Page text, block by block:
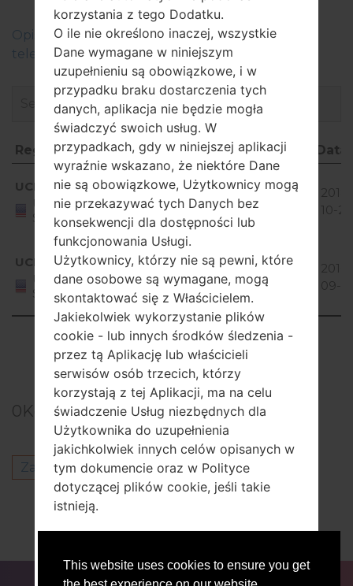
This website uses cookies to ensure you get
Оpis regionów oprogramowania układowego dla
telefonów LG
Region Nazwa pliku OS Rozmiar
Data
Region
Nazwa pliku OS Rozmiar
UCK
United
States
US78011a_03.cab
Android
4.1-4.3
Jelly
Bean
1.06 GiB
2018-
10-25
UCL
United
States
US78011a_03.cab
4.1-4.3
Jelly
Bean
1.06 GiB
2016-
09-17
Showing 1 to 2 of 2 entries
Previous 1 Next
0Komentarze
Zaloguj sięaby opublikować komentarz.
Inni modele z tej serii
LG Optimus F7870
DLA BLOGERÓW PORÓWNAJ
korzystania z tego Dodatku.
O ile nie określono inaczej, wszystkie
Dane wymagane w niniejszym
uzupełnieniu są obowiązkowe, i w
przypadku braku dostarczenia tych
danych, aplikacja nie będzie mogła
świadczyć swoich usług. W
przypadkach, gdy w niniejszej aplikacji
wyraźnie wskazano, że niektóre Dane
nie są obowiązkowe, Użytkownicy mogą
nie przekazywać tych Danych bez
konsekwencji dla dostępności lub
funkcjonowania Usługi.
Użytkownicy, którzy nie są pewni, które
dane osobowe są wymagane, mogą
skontaktować się z Właścicielem.
Jakiekolwiek wykorzystanie plików
cookie - lub innych środków śledzenia -
przez tą Aplikację lub właścicieli
serwisów osób trzecich, którzy
korzystają z tej Aplikacji, ma na celu
świadczenie Usług niezbędnych dla
Użytkownika do uzupełnienia
jakichkolwiek innych celów opisanych w
tym dokumencie oraz w Polityce
dotyczącej plików cookie, jeśli takie
istnieją.
Użytkownicy są odpowiedzialni za
wszelkie dane osobowe osób trzecich
RECENZJE WYJŚĆ STĄD